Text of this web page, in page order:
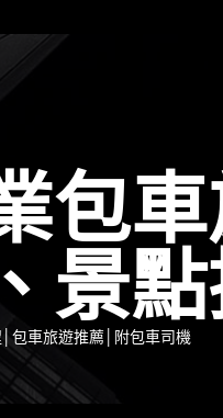
包
景
包車旅遊推薦│附包車司機